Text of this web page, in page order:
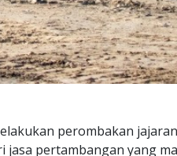
perombakan
jasa pertambangan yang